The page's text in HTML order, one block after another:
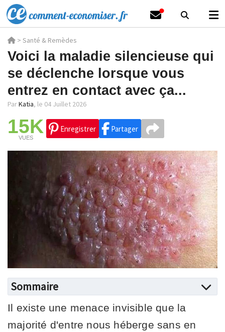
> Santé & Remèdes
Voici la maladie silencieuse qui
se déclenche lorsque vous
entrez en contact avec ça...
ParKatia, le 04 Juillet 2026
15K
VUES
Enregistrer Partager
Sommaire
Il existe une menace invisible que la
majorité d'entre nous héberge sans en